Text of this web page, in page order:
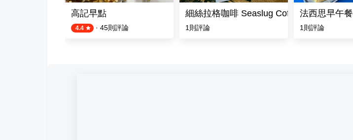
高記早點
4.4 · 45則評論
細絲拉格咖啡 Seaslug Coffee
1 則評論
法西思早午餐
1 則評論